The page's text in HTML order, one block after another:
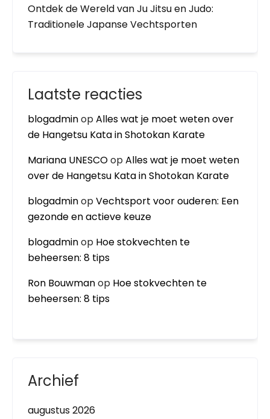
Ontdek de Wereld van Ju Jitsu en Judo:
Traditionele Japanse Vechtsporten
Laatste reacties
blogadminopAlles wat je moet weten over
de Hangetsu Kata in Shotokan Karate
Mariana UNESCOopAlles wat je moet weten
over de Hangetsu Kata in Shotokan Karate
blogadminopVechtsport voor ouderen: Een
gezonde en actieve keuze
blogadminop Hoe stokvechten te
beheersen: 8 tips
Ron Bouwmanop Hoe stokvechten te
beheersen: 8 tips
Archief
augustus 2026